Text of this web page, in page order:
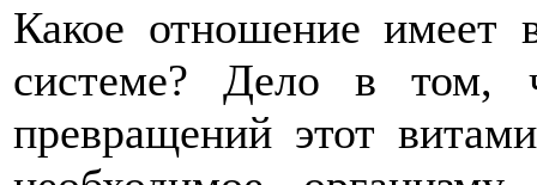
Какое отношение имеет
системе? Дело в том,
превращений этот